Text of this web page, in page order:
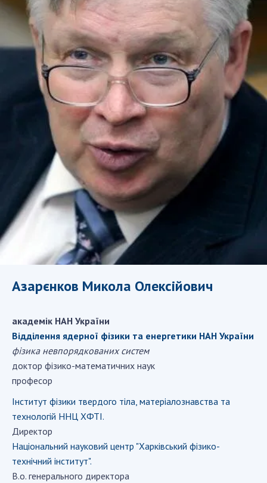
СТРУКТУРА
Президія НАН України
Апарат Президії
Секція фізико-технічних і математичних
Секція хімічних і біологічних наук
Секція суспільних і гуманітарних наук
Установи при Президії
Ради, комітети та комісії
Наукові центри МОН та НАН України
Громадські організації
ДІЯЛЬНІСТЬ
Сесії Загальних зборів НАН України
Річні звіти НАН України
Річні фінансові звіти НАН України
Наукові публікації та видавнича діяльність
Охорона прав інтелектуальної власності та
трансфер технологій в наукових установах
Наукові об'єкти, що становлять національне
надбання
Центри колективного користування
науковими приладами НАН України
Азарєнков Микола Олексійович
академік НАН України
Відділення ядерної фізики та енергетики НАН України
фізика невпорядкованих систем
доктор фізико-математичних наук
професор
Інститут фізики твердого тіла, матеріалознавства та
технологій ННЦ ХФТІ.
Директор
Національний науковий центр "Харкiвський фiзико-
технiчний інститут".
В.о. генерального директора